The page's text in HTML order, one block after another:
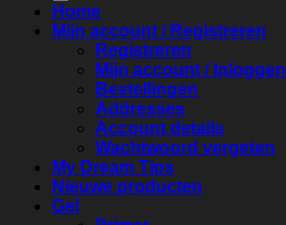
Home
Mijn account / Registreren
Registreren
Mijn account / Inloggen
Bestellingen
Addresses
Account details
Wachtwoord vergeten
My Dream Tips
Nieuwe producten
Gel